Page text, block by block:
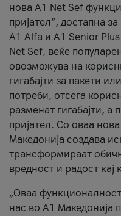
нова A1 Net Sef
пријател“, достапна
А1 Alfa и A1 Senior
Net Sef, веќе
овозможува на
гигабајти за пакети
потреби, отсега
разменат гигабајти, а
пријател. Со оваа
Македонија создава
трансформираат
вредност и радост кај
„Оваа
нас во А1 Македонија